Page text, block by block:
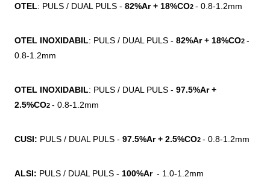
OTEL: PULS / DUAL PULS - 82%Ar + 18%CO2 - 0.8-1.2mm
OTEL INOXIDABIL: PULS / DUAL PULS - 82%Ar + 18%CO2 -
0.8-1.2mm
OTEL INOXIDABIL: PULS / DUAL PULS - 97.5%Ar +
2.5%CO2 - 0.8-1.2mm
CUSI: PULS / DUAL PULS - 97.5%Ar + 2.5%CO2 - 0.8-1.2mm
ALSI: PULS / DUAL PULS - 100%Ar - 1.0-1.2mm